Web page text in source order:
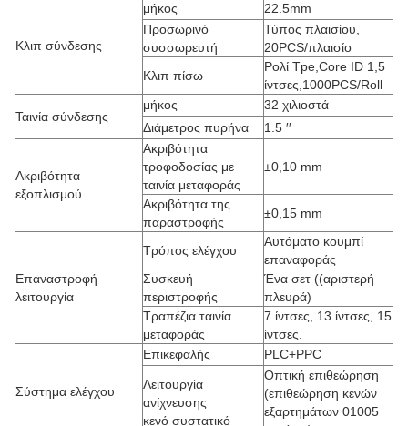
Κλιπ σύνδεσης
μήκος
22.5mm
Προσωρινό
συσσωρευτή
Τύπος πλαισίου,
20PCS/πλαισίο
Κλιπ πίσω
Ρολί Tpe,Core ID 1,5
ίντσες,1000PCS/Roll
Ταινία σύνδεσης
μήκος
32 χιλιοστά
Διάμετρος πυρήνα
1.5 ′′
Ακριβότητα
εξοπλισμού
Ακριβότητα
τροφοδοσίας με
ταινία μεταφοράς
±0,10 mm
Ακριβότητα της
παραστροφής
±0,15 mm
Επαναστροφή
λειτουργία
Τρόπος ελέγχου
Αυτόματο κουμπί
επαναφοράς
Συσκευή
περιστροφής
Ένα σετ ((αριστερή
πλευρά)
Τραπέζια ταινία
μεταφοράς
7 ίντσες, 13 ίντσες, 15
ίντσες.
Σύστημα ελέγχου
Επικεφαλής PLC+PPC
Λειτουργία
ανίχνευσης
κενό συστατικό
Οπτική επιθεώρηση
(επιθεώρηση κενών
εξαρτημάτων 01005